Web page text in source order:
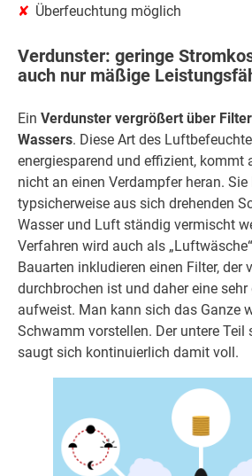
Überfeuchtung möglich
Verdunster: geringe
auch nur mäßige
Ein Verdunster vergrößert über
Wassers. Diese Art des
energiesparend und effizient, kommt
nicht an einen Verdampfer heran. Sie
typsicherweise aus sich drehenden
Wasser und Luft ständig vermischt
Verfahren wird auch als
Bauarten inkludieren einen Filter, der
durchbrochen ist und daher eine
aufweist. Man kann sich das Ganze
Schwamm vorstellen. Der untere Teil
saugt sich kontinuierlich damit voll.